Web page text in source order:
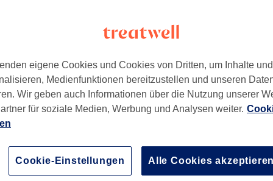
am Main
411 Bewertungen
Frankfurt am Main
40 €
−
eigene Cookies und Cookies von Dritten, um Inhalte
Medienfunktionen bereitzustellen und unseren
Wir geben auch Informationen über die Nutzung unserer
für soziale Medien, Werbung und Analysen weiter.
Cookie-Einstellungen Alle Cookies